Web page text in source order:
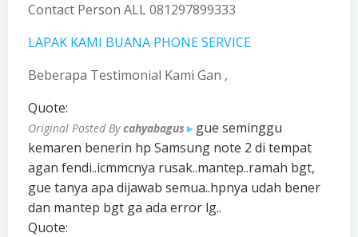
Contact Person ALL 081297899333
LAPAK KAMI BUANA PHONE SERVICE
Beberapa Testimonial Kami Gan ,
Quote:
Original Posted Bycahyabagus► gue seminggu
kemaren benerin hp Samsung note 2 di tempat
agan fendi..icmmcnya rusak..mantep..ramah bgt,
gue tanya apa dijawab semua..hpnya udah bener
dan mantep bgt ga ada error lg..
Quote: